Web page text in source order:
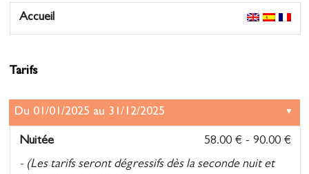
Accueil
Tarifs
Nuitée
58.00 € - 90.00 €
- (Les tarifs seront dégressifs dès la seconde nuit et